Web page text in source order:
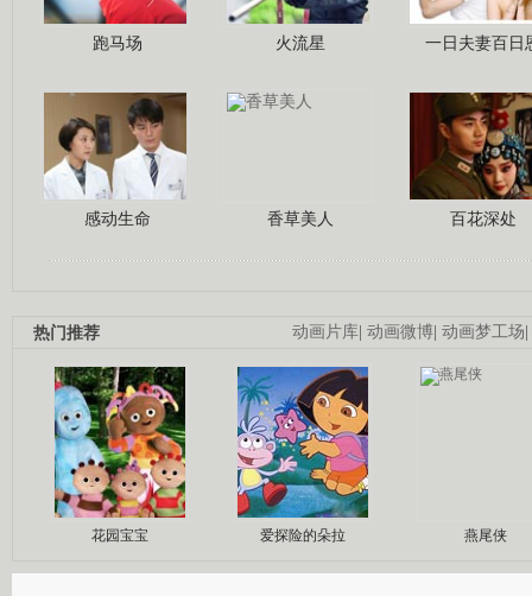
跑马场 火流星 一日夫妻百日
感动生命 香草美人 百花深处
动画片库 动画微博 动画梦工场
热门推荐
花园宝宝 爱探险的朵拉 燕尾侠